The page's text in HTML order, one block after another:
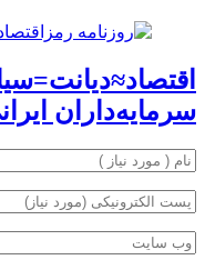
سرمایه‌داران